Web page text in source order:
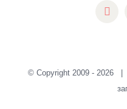
© Copyright 2009 - 2026 |